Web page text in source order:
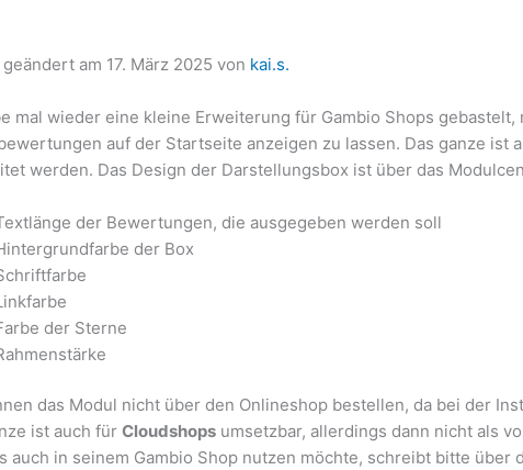
am 17. März 2025 von kai.s.
mal wieder eine kleine Erweiterung für Gambio Shops
auf der Startseite anzeigen zu lassen. Das ganze ist
werden. Das Design der Darstellungsbox ist über das
der Bewertungen, die ausgegeben werden soll
der Box
der Sterne
das Modul nicht über den Onlineshop bestellen, da bei der
ist auch für Cloudshops umsetzbar, allerdings dann nicht als
auch in seinem Gambio Shop nutzen möchte, schreibt bitte über